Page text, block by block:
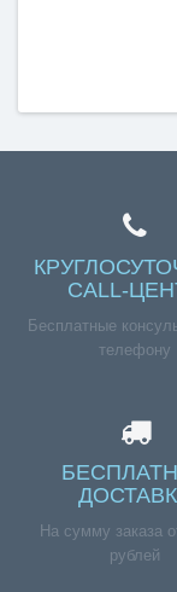
CALL-
Бесплатные
телефону
На сумму заказа
рублей